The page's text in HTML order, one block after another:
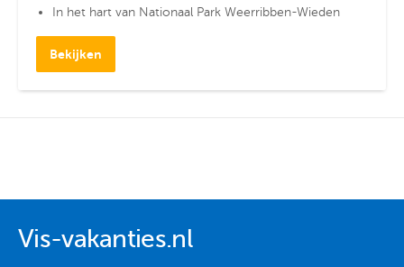
In het hart van Nationaal Park Weerribben-Wieden
Bekijken
Vis-vakanties.nl